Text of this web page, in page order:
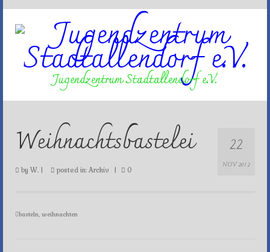
Jugendzentrum Stadtallendorf e.V.
22
NOV 2012
Weihnachtsbastelei
by W. posted in: Archiv 0
basteln, weihnachten